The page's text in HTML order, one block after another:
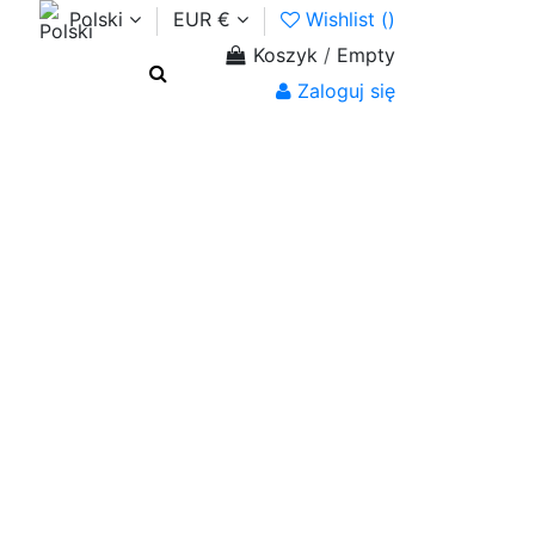
Polski EUR € Wishlist ()
Koszyk / Empty
Zaloguj się